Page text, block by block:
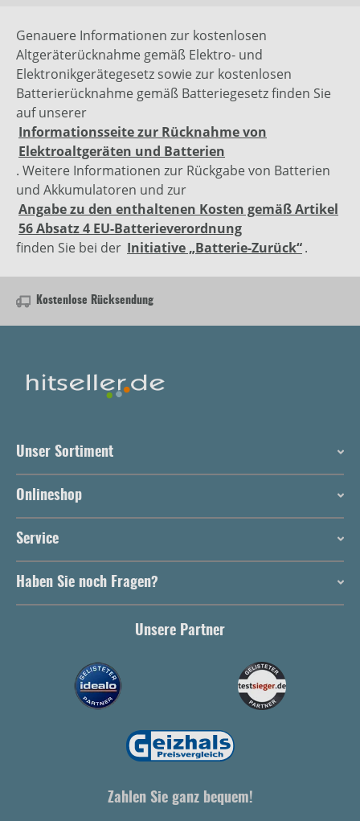
Genauere Informationen zur kostenlosen
Altgeräterücknahme gemäß Elektro- und
Elektronikgerätegesetz sowie zur kostenlosen
Batterierücknahme gemäß Batteriegesetz finden Sie
auf unserer
Informationsseite zur Rücknahme von
Elektroaltgeräten und Batterien
. Weitere Informationen zur Rückgabe von Batterien
und Akkumulatoren und zur
Angabe zu den enthaltenen Kosten gemäß Artikel
56 Absatz 4 EU-Batterieverordnung
finden Sie bei der Initiative „Batterie-Zurück“.
Kostenlose Rücksendung
Unser Sortiment
Onlineshop
Service
Haben Sie noch Fragen?
Unsere Partner
Zahlen Sie ganz bequem!